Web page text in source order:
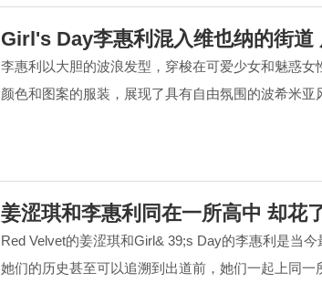
Girl's Day李惠利混入维也纳的街道
李惠利以大胆的波浪发型，穿梭在可爱少女和魅惑女
颜色和图案的服装，展现了具有自由氛围的波希米亚
姜涩琪和李惠利同在一所高中 却花
Red Velvet的姜涩琪和Girl& 39;s Day的李惠利是当今
她们的历史甚至可以追溯到出道前，她们一起上同一